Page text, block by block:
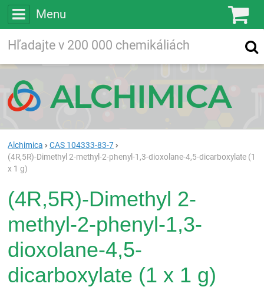
Menu
Vyhľadávanie
Alchimica
CAS 104333-83-7
(4R,5R)-Dimethyl 2-methyl-2-phenyl-1,3-dioxolane-4,5-dicarboxylate (1
x 1 g)
(4R,5R)-Dimethyl 2-
methyl-2-phenyl-1,3-
dioxolane-4,5-
dicarboxylate (1 x 1 g)